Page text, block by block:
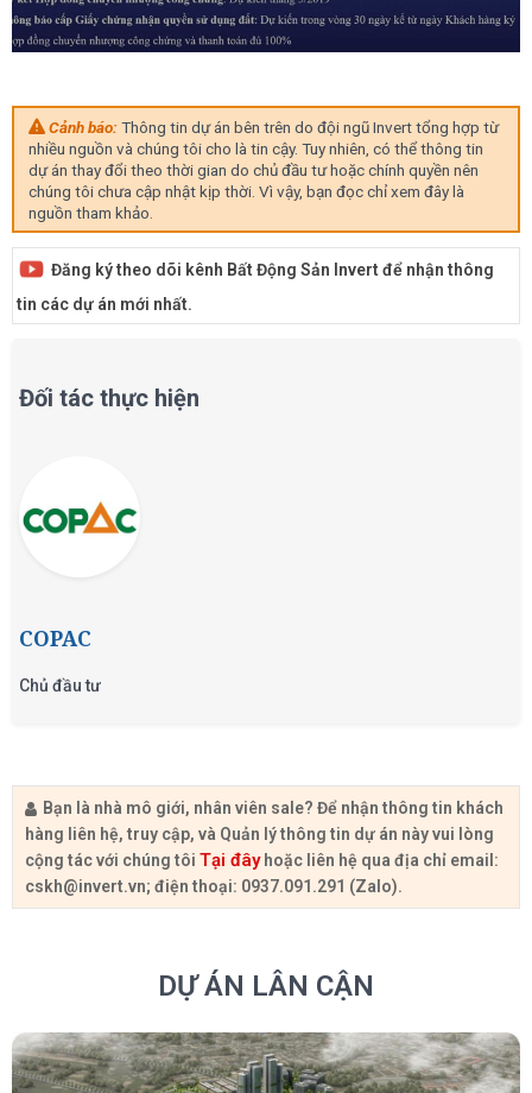
Cảnh báo:Thông tin dự án bên trên do đội ngũ Invert tổng hợp từ
nhiều nguồn và chúng tôi cho là tin cậy. Tuy nhiên, có thể thông tin
dự án thay đổi theo thời gian do chủ đầu tư hoặc chính quyền nên
chúng tôi chưa cập nhật kịp thời. Vì vậy, bạn đọc chỉ xem đây là
nguồn tham khảo.
Đăng ký theo dõi kênh Bất Động Sản Invert để nhận thông
tin các dự án mới nhất.
Đối tác thực hiện
COPAC
Chủ đầu tư
Bạn là nhà mô giới, nhân viên sale? Để nhận thông tin khách
hàng liên hệ, truy cập, và Quản lý thông tin dự án này vui lòng
cộng tác với chúng tôi Tại đâyhoặc liên hệ qua địa chỉ email:
cskh@invert.vn; điện thoại: 0937.091.291 (Zalo).
DỰ ÁN LÂN CẬN